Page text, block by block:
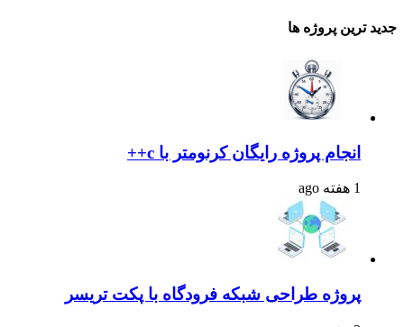
جدید ترین پروژه ها
انجام پروژه رایگان کرنومتر با c++
1 هفته ago
پروژه طراحی شبکه فرودگاه با پکت تریسر